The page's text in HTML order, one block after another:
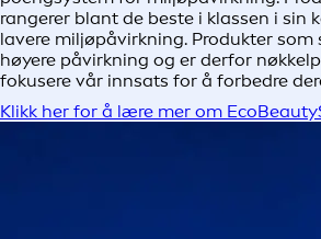
rangerer blant de beste i klassen i sin
lavere miljøpåvirkning. Produkter som
høyere påvirkning og er derfor
fokusere vår innsats for å forbedre
Klikk her for å lære mer om